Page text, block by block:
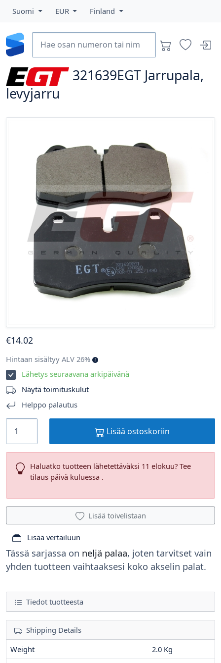
Suomi EUR Finland
321639EGT Jarrupala,
levyjarru
Tässä sarjassa on neljä palaa, joten tarvitset vain
yhden tuotteen vaihtaaksesi koko akselin palat.
Tiedot tuotteesta
Shipping Details
Weight
2.0 Kg
€14.02
Hintaan sisältyy ALV 26%
Lähetys seuraavana arkipäivänä
Näytä toimituskulut
Helppo palautus
Lisää ostoskoriin
Haluatko tuotteen lähetettäväksi 11 elokuu? Tee
tilaus päivä kuluessa .
Lisää toivelistaan
Lisää vertailuun